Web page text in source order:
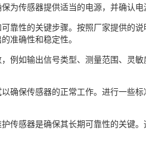
为传感器提供适当的电源，并确认电
靠性的关键步骤。按照厂家提供的
准确性和稳定性。
例如输出信号类型、测量范围、灵
确保传感器的正常工作。进行一些
传感器是确保其长期可靠性的关键